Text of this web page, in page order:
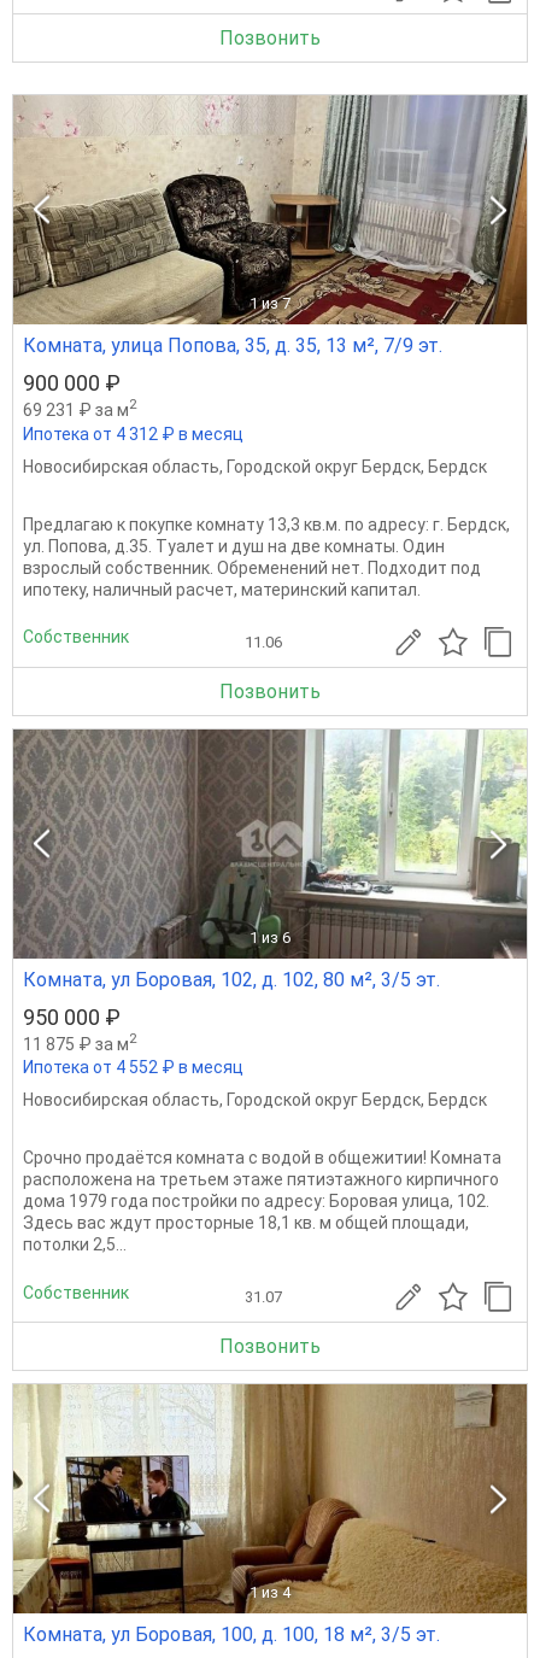
Позвонить
1 из 7
Комната, улица Попова, 35, д. 35, 13 м², 7/9 эт.
900 000 ₽
69 231 ₽ за м2
Ипотека от 4 312 ₽ в месяц
Новосибирская область, Городской округ Бердск, Бердск
Пpедлaгаю к покупкe комнату 13,3 кв.м. по адреcу: г. Беpдск,
ул. Попoва, д.35. Туалет и душ на две комнаты. Один
взрослый собственник. Обременений нет. Подходит под
ипотеку, наличный расчет, материнский капитал.
Собственник 11.06
Позвонить
1 из 6
Комната, ул Боровая, 102, д. 102, 80 м², 3/5 эт.
950 000 ₽
11 875 ₽ за м2
Ипотека от 4 552 ₽ в месяц
Новосибирская область, Городской округ Бердск, Бердск
Срочно продаётся комната с водой в общежитии! Комната
расположена на третьем этаже пятиэтажного кирпичного
дома 1979 года постройки по адресу: Боровая улица, 102.
Здесь вас ждут просторные 18,1 кв. м общей площади,
потолки 2,5...
Собственник 31.07
Позвонить
1 из 4
Комната, ул Боровая, 100, д. 100, 18 м², 3/5 эт.